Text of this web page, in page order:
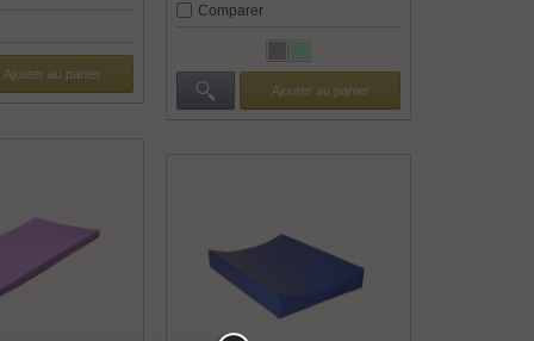
Ajouter au panier
Comparer
Ajouter au panier